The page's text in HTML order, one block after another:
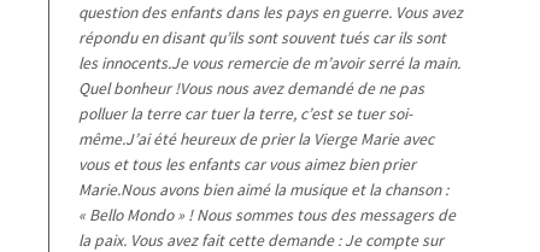
question des enfants dans les pays en guerre. Vous avez
répondu en disant qu’ils sont souvent tués car ils sont
les innocents.Je vous remercie de m’avoir serré la main.
Quel bonheur !Vous nous avez demandé de ne pas
polluer la terre car tuer la terre, c’est se tuer soi-
même.J’ai été heureux de prier la Vierge Marie avec
vous et tous les enfants car vous aimez bien prier
Marie.Nous avons bien aimé la musique et la chanson :
« Bello Mondo » ! Nous sommes tous des messagers de
la paix. Vous avez fait cette demande : Je compte sur